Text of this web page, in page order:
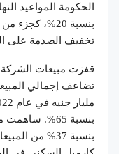
الحكومة المواعيد
بنسبة 20%،
تخفيف الصدمة على
قفزت مبيعات
بنسبة 65%.
بنسبة 37% من